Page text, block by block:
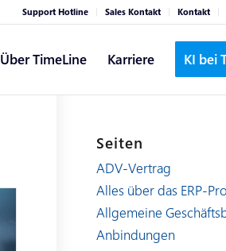
Support Hotline Sales Kontakt Kontakt
Über TimeLine Karriere KI bei
Seiten
ADV-Vertrag
Alles über das ERP-
Allgemeine
Anbindungen